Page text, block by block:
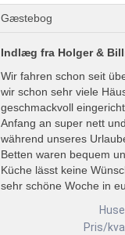
Gæstebog
Indlæg fra Holger &
Wir fahren schon seit
wir schon sehr viele
geschmackvoll
Anfang an super nett
während unseres
Betten waren bequem
Küche lässt keine
sehr schöne Woche in
Pris/